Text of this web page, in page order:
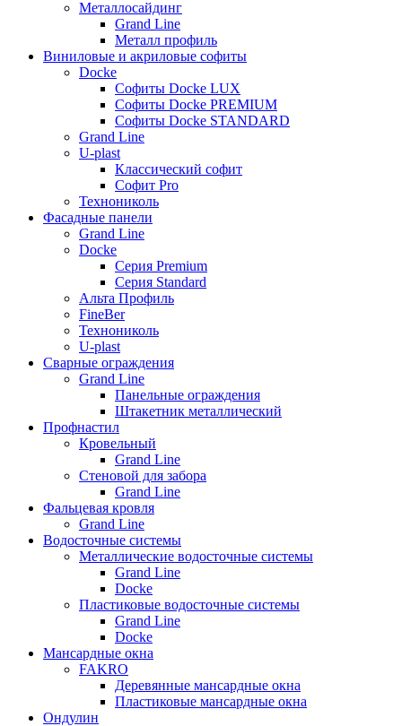
Металлосайдинг
Grand Line
Металл профиль
Виниловые и акриловые софиты
Docke
Софиты Docke LUX
Софиты Docke PREMIUM
Софиты Docke STANDARD
Grand Line
U-plast
Классический софит
Софит Pro
Технониколь
Фасадные панели
Grand Line
Docke
Серия Premium
Серия Standard
Альта Профиль
FineBer
Технониколь
U-plast
Сварные ограждения
Grand Line
Панельные ограждения
Штакетник металлический
Профнастил
Кровельный
Grand Line
Стеновой для забора
Grand Line
Фальцевая кровля
Grand Line
Водосточные системы
Металлические водосточные системы
Grand Line
Docke
Пластиковые водосточные системы
Grand Line
Docke
Мансардные окна
FAKRO
Деревянные мансардные окна
Пластиковые мансардные окна
Ондулин